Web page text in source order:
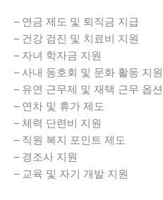
– 연금 제도 및 퇴직금 지급
– 건강 검진 및 치료비 지원
– 자녀 학자금 지원
– 사내 동호회 및 문화 활동 지원
– 유연 근무제 및 재택 근무 옵션
– 연차 및 휴가 제도
– 체력 단련비 지원
– 직원 복지 포인트 제도
– 경조사 지원
– 교육 및 자기 개발 지원